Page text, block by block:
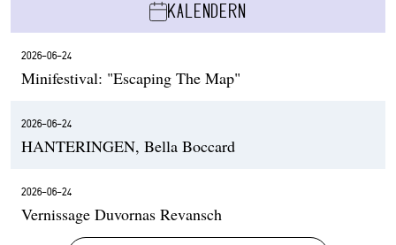
KALENDERN
2026-06-24
Minifestival: "Escaping The Map"
2026-06-24
HANTERINGEN, Bella Boccard
2026-06-24
Vernissage Duvornas Revansch